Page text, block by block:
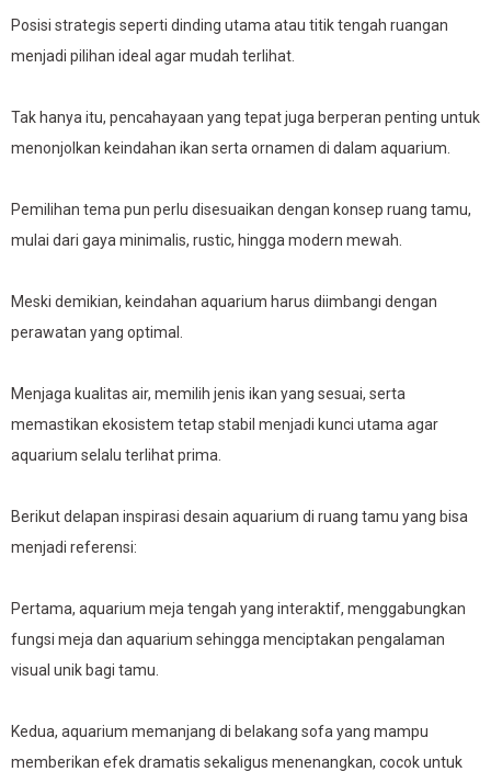
Posisi strategis seperti dinding utama atau titik tengah ruangan
menjadi pilihan ideal agar mudah terlihat.
Tak hanya itu, pencahayaan yang tepat juga berperan penting untuk
menonjolkan keindahan ikan serta ornamen di dalam aquarium.
Pemilihan tema pun perlu disesuaikan dengan konsep ruang tamu,
mulai dari gaya minimalis, rustic, hingga modern mewah.
Meski demikian, keindahan aquarium harus diimbangi dengan
perawatan yang optimal.
Menjaga kualitas air, memilih jenis ikan yang sesuai, serta
memastikan ekosistem tetap stabil menjadi kunci utama agar
aquarium selalu terlihat prima.
Berikut delapan inspirasi desain aquarium di ruang tamu yang bisa
menjadi referensi:
Pertama, aquarium meja tengah yang interaktif, menggabungkan
fungsi meja dan aquarium sehingga menciptakan pengalaman
visual unik bagi tamu.
Kedua, aquarium memanjang di belakang sofa yang mampu
memberikan efek dramatis sekaligus menenangkan, cocok untuk